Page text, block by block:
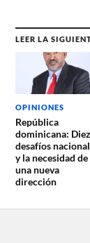
LEER LA
OPINIONES
República
dominicana: Diez
desafíos
y la necesidad de
una nueva
dirección